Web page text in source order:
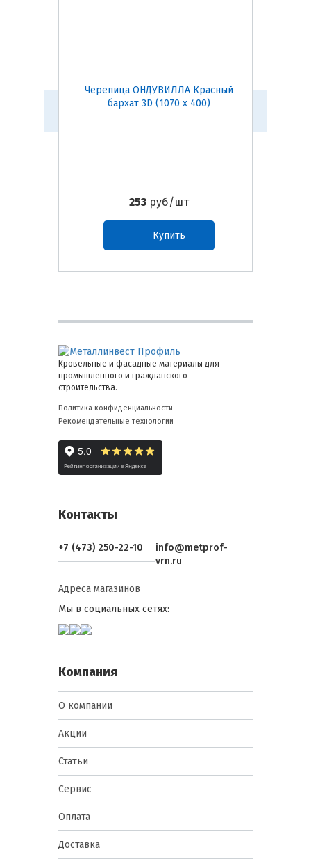
Черепица ОНДУВИЛЛА Красный
бархат 3D (1070 х 400)
253руб/шт
Купить
Кровельные и фасадные материалы для
промышленного и гражданского
строительства.
Политика конфиденциальности
Рекомендательные технологии
Контакты
+7 (473) 250-22-10
info@metprof-
vrn.ru
Адреса магазинов
Мы в социальных сетях:
Компания
О компании
Акции
Статьи
Сервис
Оплата
Доставка